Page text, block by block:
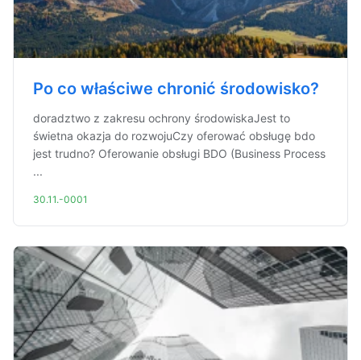
Po co właściwe chronić środowisko?
doradztwo z zakresu ochrony środowiskaJest to
świetna okazja do rozwojuCzy oferować obsługę bdo
jest trudno? Oferowanie obsługi BDO (Business Process
...
30.11.-0001